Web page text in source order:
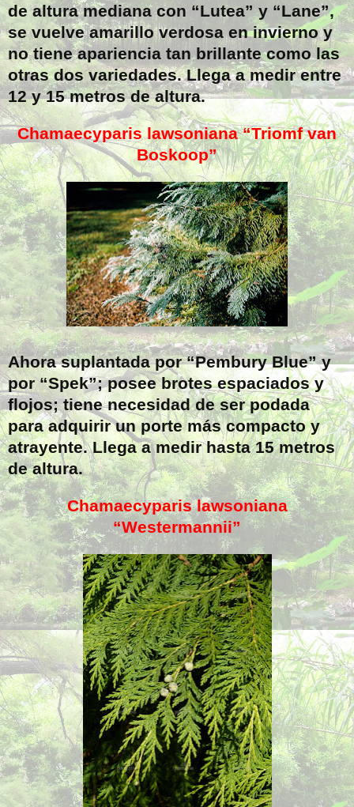
de altura mediana con “Lutea” y “Lane”,
se vuelve amarillo verdosa en invierno y
no tiene apariencia tan brillante como las
otras dos variedades. Llega a medir entre
12 y 15 metros de altura.
Chamaecyparis lawsoniana “Triomf van
Boskoop”
Ahora suplantada por “Pembury Blue” y
por “Spek”; posee brotes espaciados y
flojos; tiene necesidad de ser podada
para adquirir un porte más compacto y
atrayente. Llega a medir hasta 15 metros
de altura.
Chamaecyparis lawsoniana
“Westermannii”